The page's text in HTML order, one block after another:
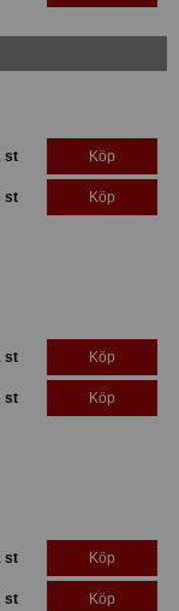
st Köp
st Köp
st Köp
st Köp
st Köp
st Köp